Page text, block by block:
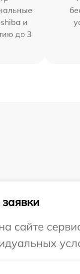
и
до 3
сайте